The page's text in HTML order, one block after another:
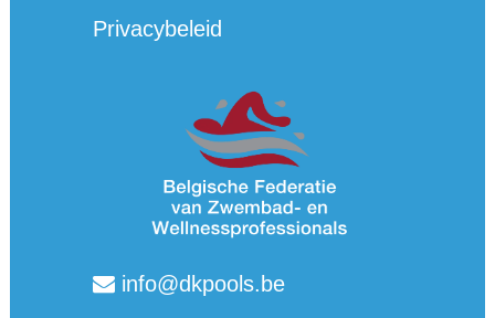
Privacybeleid
info@dkpools.be